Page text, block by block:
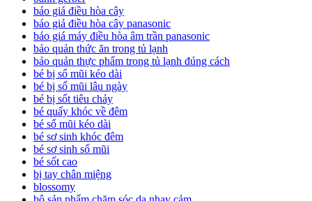
báo giá điều hòa cây
báo giá điều hòa cây panasonic
báo giá máy điều hòa âm trần panasonic
bảo quản thức ăn trong tủ lạnh
bảo quản thực phẩm trong tủ lạnh đúng cách
bé bị sổ mũi kéo dài
bé bị sổ mũi lâu ngày
bé bị sốt tiêu chảy
bé quấy khóc về đêm
bé sổ mũi kéo dài
bé sơ sinh khóc đêm
bé sơ sinh sổ mũi
bé sốt cao
bị tay chân miệng
blossomy